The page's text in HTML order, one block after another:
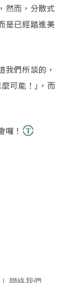
然而，分散式
是已經踏進美
們所談的，
可能！｣，而
！